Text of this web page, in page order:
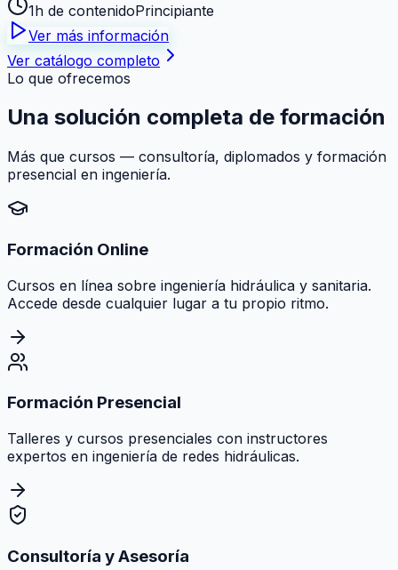
1h de contenidoPrincipiante
Ver más información
Ver catálogo completo
Lo que ofrecemos
Una solución completa de formación
Más que cursos — consultoría, diplomados y formación
presencial en ingeniería.
Formación Online
Cursos en línea sobre ingeniería hidráulica y sanitaria.
Accede desde cualquier lugar a tu propio ritmo.
Formación Presencial
Talleres y cursos presenciales con instructores
expertos en ingeniería de redes hidráulicas.
Consultoría y Asesoría